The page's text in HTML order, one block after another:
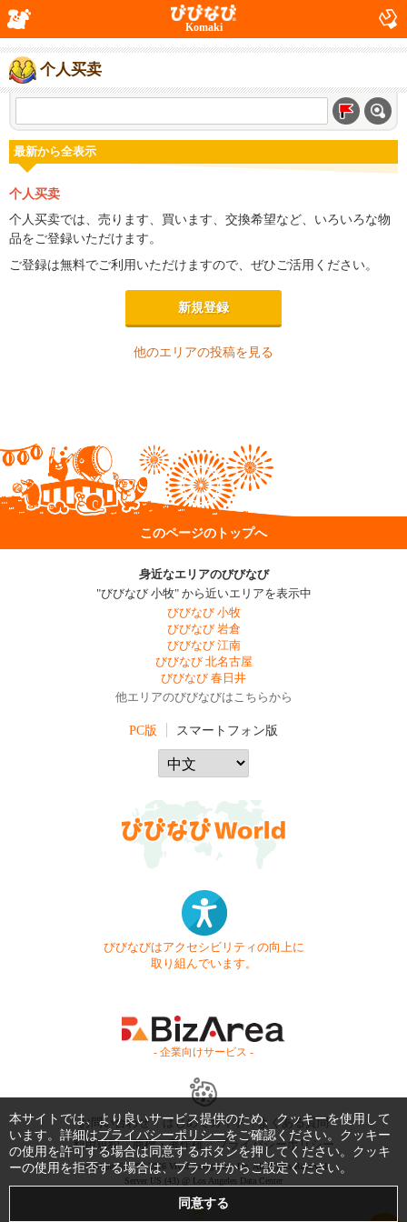
Komaki
个人买卖
最新から全表示
个人买卖
个人买卖では、売ります、買います、交換希望など、いろいろな物
品をご登録いただけます。
ご登録は無料でご利用いただけますので、ぜひご活用ください。
新規登録
他のエリアの投稿を見る
このページのトップへ
身近なエリアのびびなび
"びびなび 小牧" から近いエリアを表示中
びびなび 小牧
びびなび 岩倉
びびなび 江南
びびなび 北名古屋
びびなび 春日井
他エリアのびびなびはこちらから
PC版 スマートフォン版
びびなびはアクセシビリティの向上に
取り組んでいます。
- 企業向けサービス -
お問い合わせ はじめてガイド
よくある質問
利用規約
商標・著作権 プライバシーポリシー
Copyright © 1999-2026 Vivid Navigation, Inc. All Rights Reserved.
Server US (43) @ Los Angeles Data Center
本サイトでは、より良いサービス提供のため、クッキーを使用して
います。詳細はプライバシーポリシーをご確認ください。クッキー
の使用を許可する場合は同意するボタンを押してください。クッキ
ーの使用を拒否する場合は、ブラウザからご設定ください。